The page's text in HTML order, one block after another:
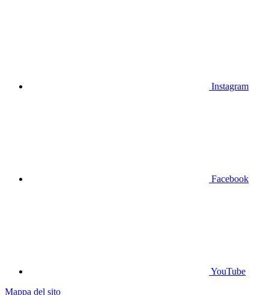
Instagram
Facebook
YouTube
Mappa del sito